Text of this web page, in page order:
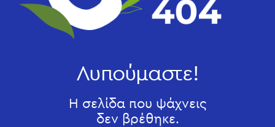
Λυπούμαστε!
Η σελίδα που ψάχνεις
δεν βρέθηκε.